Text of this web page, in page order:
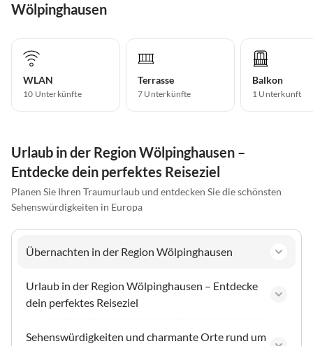
Wölpinghausen
WLAN
10 Unterkünfte
Terrasse
7 Unterkünfte
Balkon
1 Unterkunft
Urlaub in der Region Wölpinghausen –
Entdecke dein perfektes Reiseziel
Planen Sie Ihren Traumurlaub und entdecken Sie die schönsten
Sehenswürdigkeiten in Europa
Übernachten in der Region Wölpinghausen
Urlaub in der Region Wölpinghausen – Entdecke
dein perfektes Reiseziel
Sehenswürdigkeiten und charmante Orte rund um